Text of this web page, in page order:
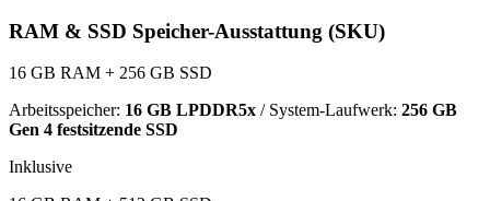
RAM & SSD Speicher-Ausstattung (SKU)
16 GB RAM + 256 GB SSD
Arbeitsspeicher: 16 GB LPDDR5x / System-Laufwerk: 256 GB
Gen 4 festsitzende SSD
Inklusive